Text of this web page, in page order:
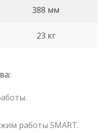
388 мм
23 кг
работы SMART.